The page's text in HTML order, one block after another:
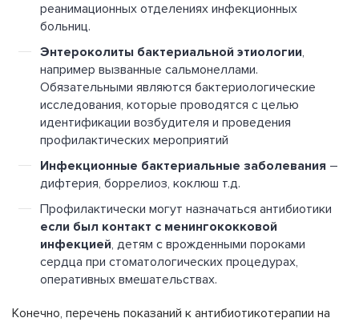
реанимационных отделениях инфекционных
больниц.
Энтероколиты бактериальной этиологии,
например вызванные сальмонеллами.
Обязательными являются бактериологические
исследования, которые проводятся с целью
идентификации возбудителя и проведения
профилактических мероприятий
Инфекционные бактериальные заболевания –
дифтерия, боррелиоз, коклюш т.д.
Профилактически могут назначаться антибиотики
если был контакт с менингококковой
инфекцией, детям с врожденными пороками
сердца при стоматологических процедурах,
оперативных вмешательствах.
Конечно, перечень показаний к антибиотикотерапии на